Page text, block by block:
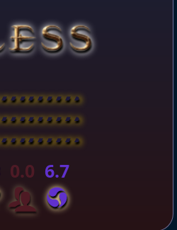
\ \ \ \ \ \ \ \ ]
\ \ \ \ \ \ \ \ ]
\ \ \ \ \ \ \ \ ]
0.0 6.7